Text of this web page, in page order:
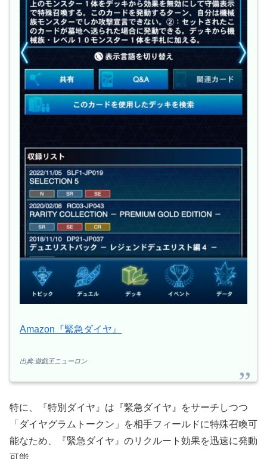
Amazon『緊急ダイヤ』
出典:遊戯王ニューロン
特に、『特別ダイヤ』は『緊急ダイヤ』をサーチしつつ
「ダイヤグラムトークン」を相手フィールドに特殊召喚可
能なため、『緊急ダイヤ』のリクルート効果を迅速に発動